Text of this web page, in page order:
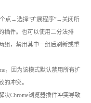
个点→选择“扩展程序”→关闭所
件。也可以使用二分法排
组，禁用其中一组后刷新或重
，因为该模式默认禁用所有扩
的冲突。
决Chrome浏览器插件冲突导致